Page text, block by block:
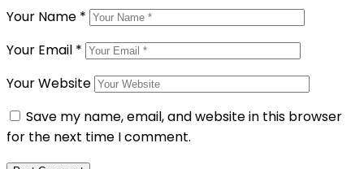
Your Name *
Your Email *
Your Website
Save my name, email, and website in this browser
for the next time I comment.